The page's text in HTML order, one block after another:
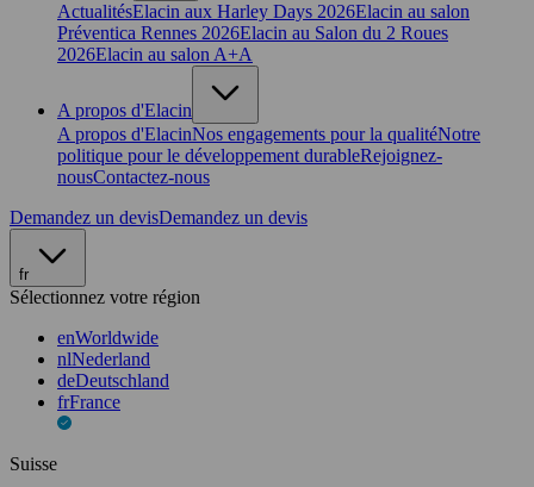
ActualitésElacin aux Harley Days 2026Elacin au salon
Préventica Rennes 2026Elacin au Salon du 2 Roues
2026Elacin au salon A+A
A propos d'Elacin
A propos d'ElacinNos engagements pour la qualitéNotre
politique pour le développement durableRejoignez-
nousContactez-nous
Demandez un devisDemandez un devis
fr
Sélectionnez votre région
enWorldwide
nlNederland
deDeutschland
frFrance
Suisse